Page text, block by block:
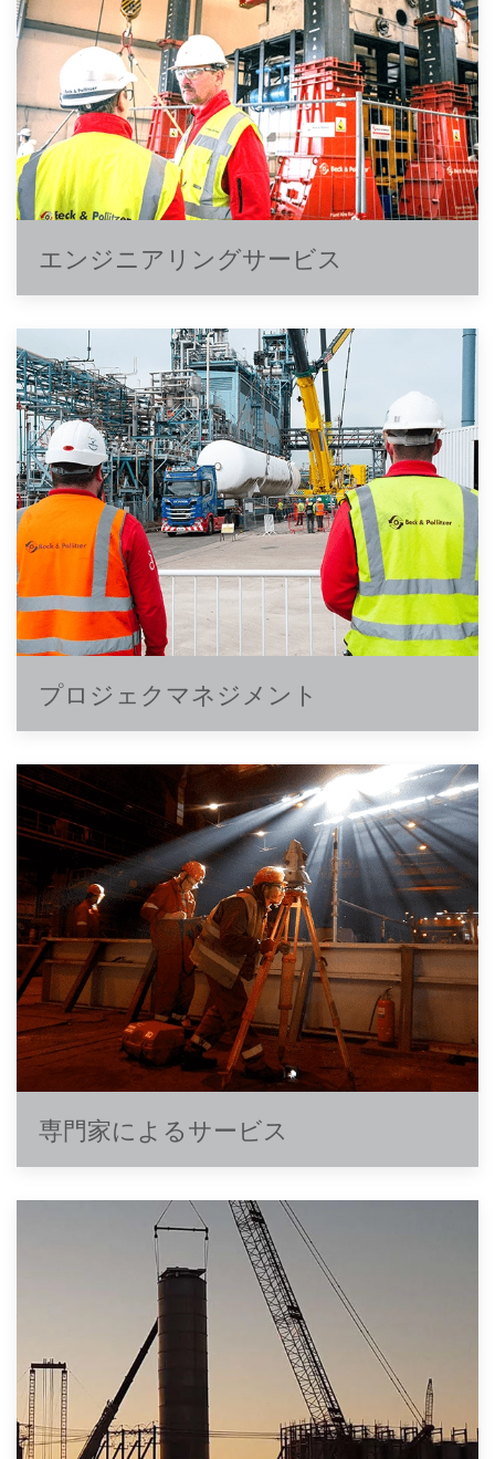
エンジニアリングサービス
プロジェクマネジメント
専門家によるサービス